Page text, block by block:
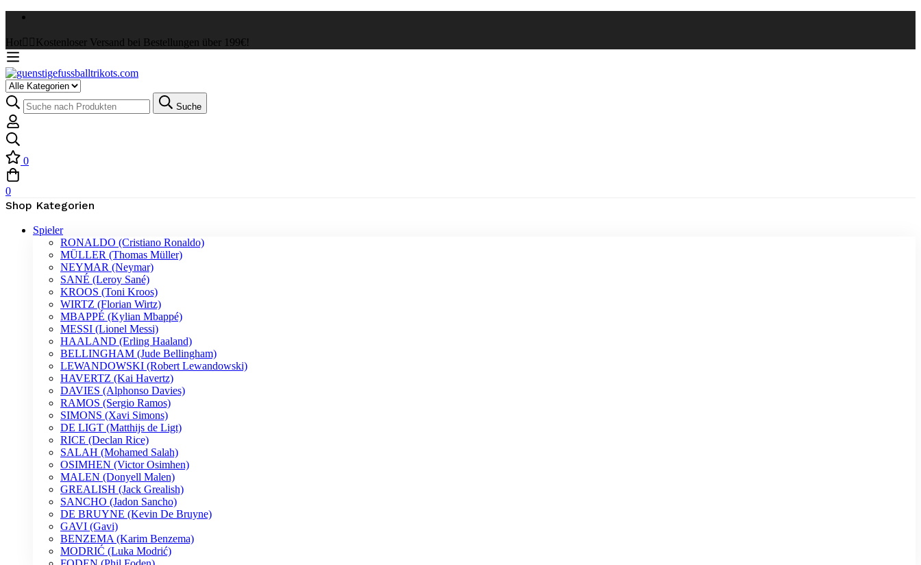
Hot ✌🏼Kostenloser Versand bei Bestellungen über 199€!
Select
a
Category
Suche
nach:
Suche
0
0
Shop Kategorien
Spieler
RONALDO (Cristiano Ronaldo)
MÜLLER (Thomas Müller)
NEYMAR (Neymar)
SANÉ (Leroy Sané)
KROOS (Toni Kroos)
WIRTZ (Florian Wirtz)
MBAPPÉ (Kylian Mbappé)
MESSI (Lionel Messi)
HAALAND (Erling Haaland)
BELLINGHAM (Jude Bellingham)
LEWANDOWSKI (Robert Lewandowski)
HAVERTZ (Kai Havertz)
DAVIES (Alphonso Davies)
RAMOS (Sergio Ramos)
SIMONS (Xavi Simons)
DE LIGT (Matthijs de Ligt)
RICE (Declan Rice)
SALAH (Mohamed Salah)
OSIMHEN (Victor Osimhen)
MALEN (Donyell Malen)
GREALISH (Jack Grealish)
SANCHO (Jadon Sancho)
DE BRUYNE (Kevin De Bruyne)
GAVI (Gavi)
BENZEMA (Karim Benzema)
MODRIĆ (Luka Modrić)